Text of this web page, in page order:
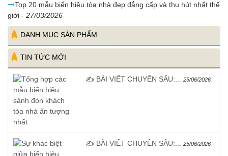
Top 20 mẫu biển hiệu tòa nhà đẹp đẳng cấp và thu hút nhất thế
giới - 27/03/2026
DANH MỤC SẢN PHẨM
TIN TỨC MỚI
✍️ BÀI VIẾT CHUYÊN SÂU:... 25/06/2026
✍️ BÀI VIẾT CHUYÊN SÂU:... 25/06/2026